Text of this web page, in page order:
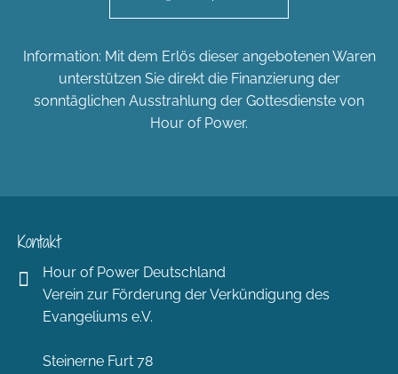
Information: Mit dem Erlös dieser angebotenen Waren
unterstützen Sie direkt die Finanzierung der
sonntäglichen Ausstrahlung der Gottesdienste von
Hour of Power.
Kontakt
Hour of Power Deutschland
Verein zur Förderung der Verkündigung des
Evangeliums e.V.
Steinerne Furt 78